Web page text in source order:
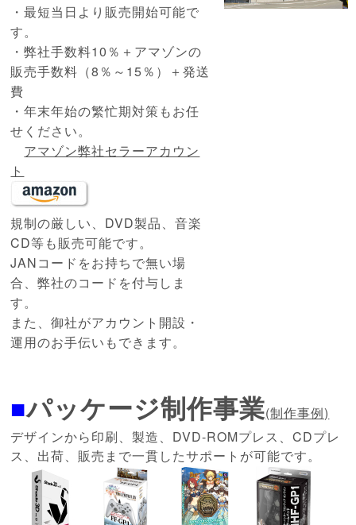
・最短当日より販売開始可能で
す。
・弊社手数料10％＋アマゾンの
販売手数料（8％～15％）＋発送
費
・年末年始の繁忙期対策もお任
せください。
アマゾン弊社セラーアカウン
ト
規制の厳しい、DVD製品、音楽
CD等も販売可能です。
JANコードをお持ちで無い場
合、弊社のコードを付与しま
す。
また、御社がアカウント開設・
運用のお手伝いもできます。
■パッケージ制作事業(制作事例)
デザインから印刷、製造、DVD-ROMプレス、CDプレ
ス、出荷、販売まで一貫したサポートが可能です。